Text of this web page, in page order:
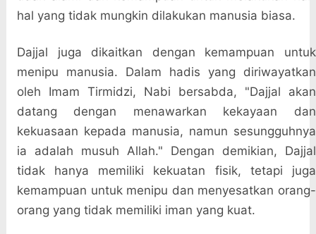
hal yang tidak mungkin dilakukan manusia biasa.
Dajjal juga dikaitkan dengan kemampuan untuk
menipu manusia. Dalam hadis yang diriwayatkan
oleh Imam Tirmidzi, Nabi bersabda, "Dajjal akan
datang dengan menawarkan kekayaan dan
kekuasaan kepada manusia, namun sesungguhnya
ia adalah musuh Allah." Dengan demikian, Dajjal
tidak hanya memiliki kekuatan fisik, tetapi juga
kemampuan untuk menipu dan menyesatkan orang-
orang yang tidak memiliki iman yang kuat.